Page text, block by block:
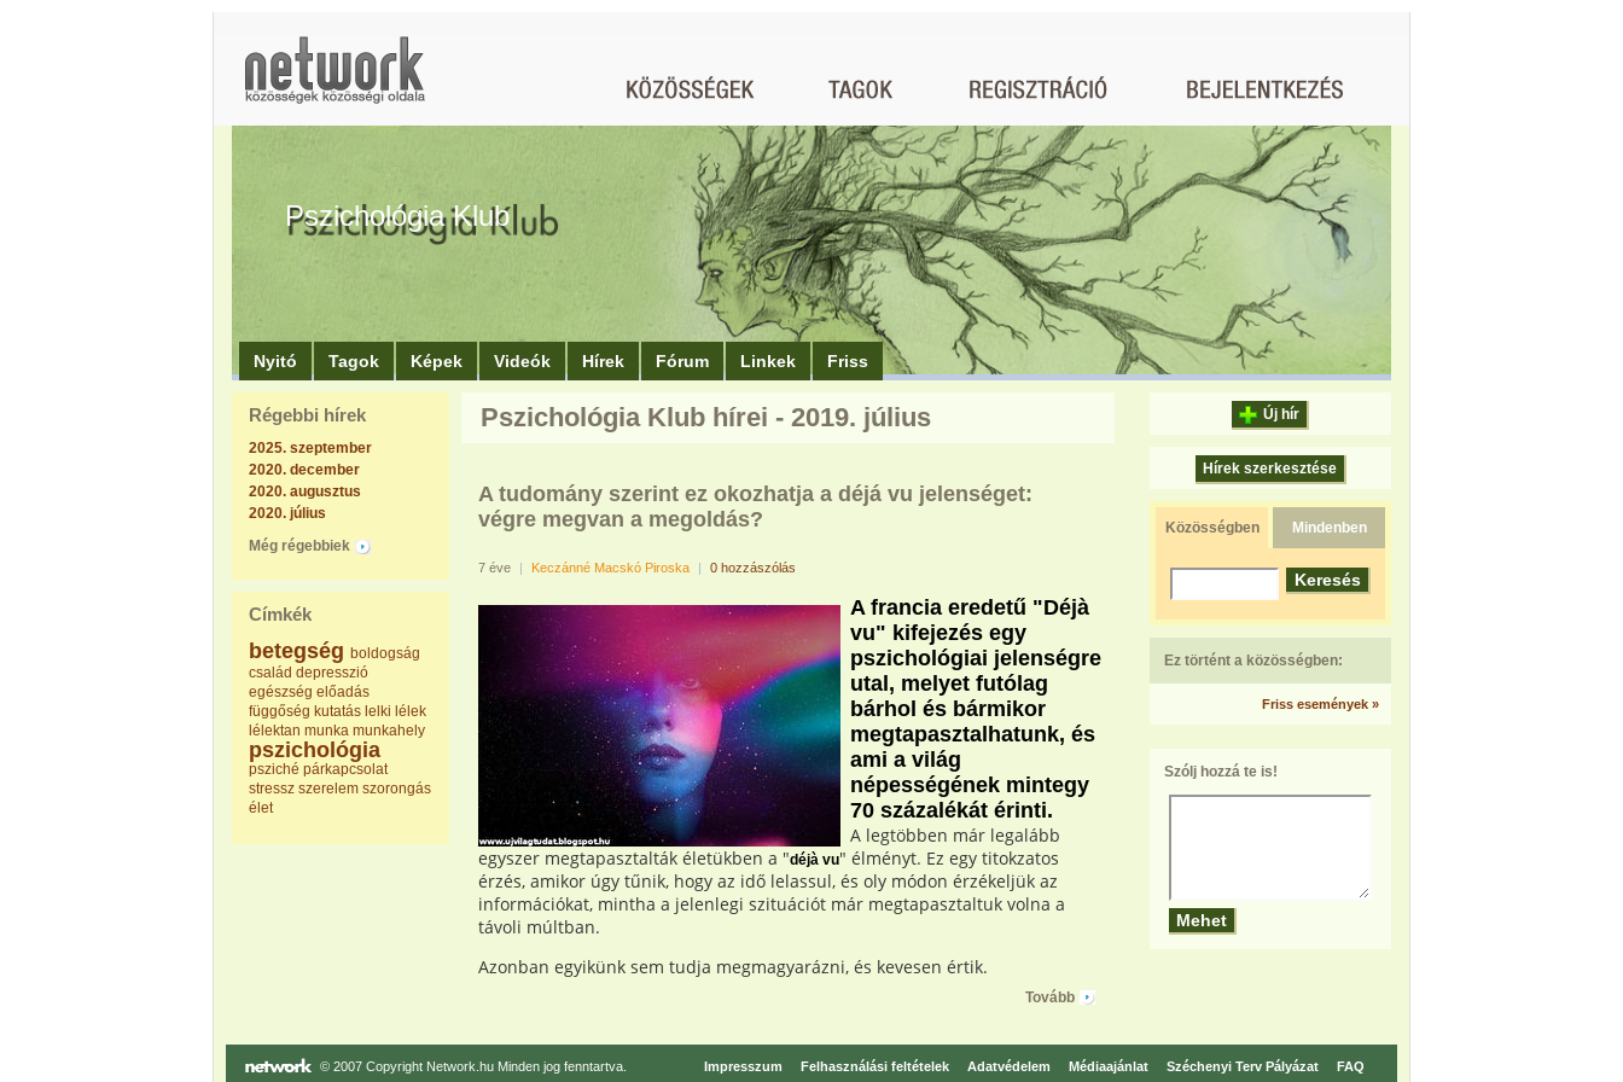
Pszichológia Klub
Nyitó Tagok Képek Videók Hírek Fórum Linkek Friss
Régebbi hírek
2025. szeptember
2020. december
2020. augusztus
2020. július
Még régebbiek
Címkék
betegség boldogság
család depresszió
egészség előadás
függőség kutatás lelki lélek
lélektan munka munkahely
pszichológia
psziché párkapcsolat
stressz szerelem szorongás
élet
Pszichológia Klub hírei - 2019. július
A tudomány szerint ez okozhatja a déjá vu jelenséget:
végre megvan a megoldás?
7 éve | Keczánné Macskó Piroska | 0 hozzászólás
A francia eredetű "Déjà
vu" kifejezés egy
pszichológiai jelenségre
utal, melyet futólag
bárhol és bármikor
megtapasztalhatunk, és
ami a világ
népességének mintegy
70 százalékát érinti.
A legtöbben már legalább
egyszer megtapasztalták életükben a "déjà vu" élményt. Ez egy titokzatos
érzés, amikor úgy tűnik, hogy az idő lelassul, és oly módon érzékeljük az
információkat, mintha a jelenlegi szituációt már megtapasztaltuk volna a
távoli múltban.
Azonban egyikünk sem tudja megmagyarázni, és kevesen értik.
Tovább
Új hír
Hírek szerkesztése
Közösségben Mindenben
Ez történt a közösségben:
Friss események »
Szólj hozzá te is!
© 2007 Copyright Network.hu Minden jog fenntartva. Impresszum Felhasználási feltételek Adatvédelem Médiaajánlat Széchenyi Terv Pályázat FAQ